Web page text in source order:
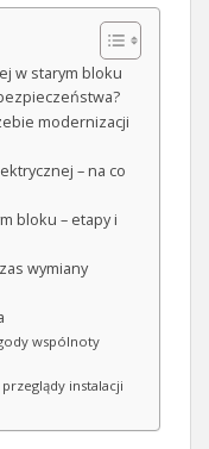
w starym bloku
modernizacji
– na co
bloku – etapy i
wymiany
wspólnoty
instalacji